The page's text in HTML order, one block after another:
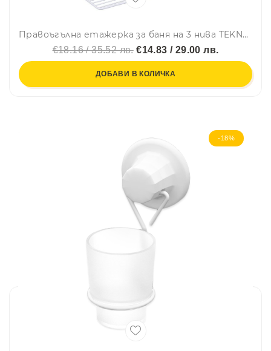
Правоъгълна етажерка за баня на 3 нива TEKNO TEL BK 013, 30х12х54 см, Закрепване с дюбел, Бял
€18.16 / 35.52 лв.€14.83 / 29.00 лв.
ДОБАВИ В КОЛИЧКА
-18%